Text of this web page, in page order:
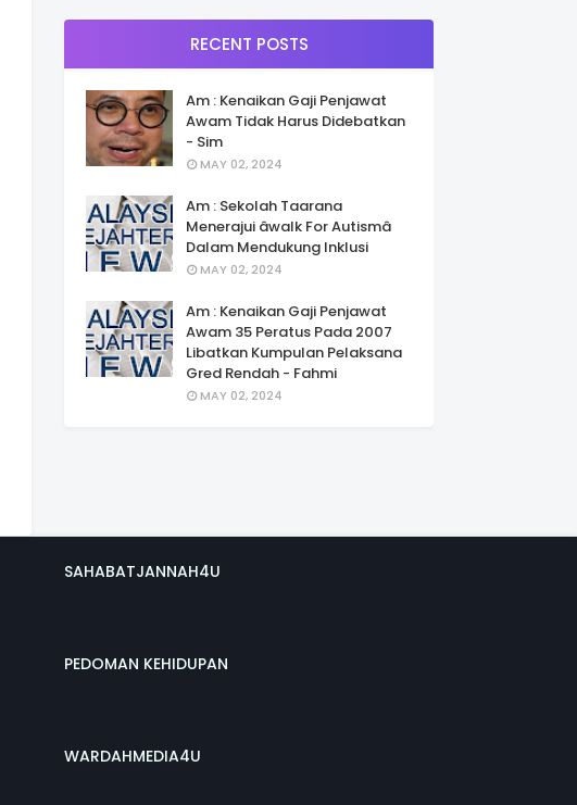
RECENT POSTS
Am : Kenaikan Gaji Penjawat
Awam Tidak Harus Didebatkan
- Sim
MAY 02, 2024
Am : Sekolah Taarana
Menerajui âwalk For Autismâ
Dalam Mendukung Inklusi
MAY 02, 2024
Am : Kenaikan Gaji Penjawat
Awam 35 Peratus Pada 2007
Libatkan Kumpulan Pelaksana
Gred Rendah - Fahmi
MAY 02, 2024
SAHABATJANNAH4U
PEDOMAN KEHIDUPAN
WARDAHMEDIA4U